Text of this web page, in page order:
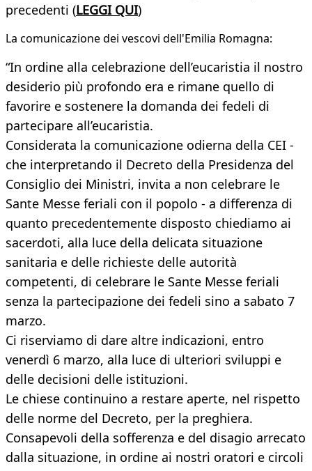
precedenti (LEGGI QUI)
La comunicazione dei vescovi dell'Emilia Romagna:
“In ordine alla celebrazione dell’eucaristia il nostro
desiderio più profondo era e rimane quello di
favorire e sostenere la domanda dei fedeli di
partecipare all’eucaristia.
Considerata la comunicazione odierna della CEI -
che interpretando il Decreto della Presidenza del
Consiglio dei Ministri, invita a non celebrare le
Sante Messe feriali con il popolo - a differenza di
quanto precedentemente disposto chiediamo ai
sacerdoti, alla luce della delicata situazione
sanitaria e delle richieste delle autorità
competenti, di celebrare le Sante Messe feriali
senza la partecipazione dei fedeli sino a sabato 7
marzo.
Ci riserviamo di dare altre indicazioni, entro
venerdì 6 marzo, alla luce di ulteriori sviluppi e
delle decisioni delle istituzioni.
Le chiese continuino a restare aperte, nel rispetto
delle norme del Decreto, per la preghiera.
Consapevoli della sofferenza e del disagio arrecato
dalla situazione, in ordine ai nostri oratori e circoli